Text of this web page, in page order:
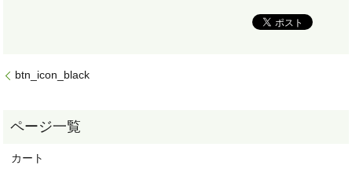
btn_icon_black
カート